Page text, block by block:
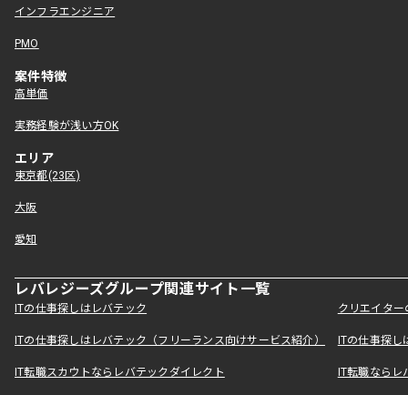
インフラエンジニア
PMO
案件特徴
高単価
実務経験が浅い方OK
エリア
東京都(23区)
大阪
愛知
レバレジーズグループ関連サイト一覧
ITの仕事探しはレバテック クリエイタ
ITの仕事探しはレバテック（フリーランス向けサービス紹介） ITの仕事探
IT転職スカウトならレバテックダイレクト IT転職なら